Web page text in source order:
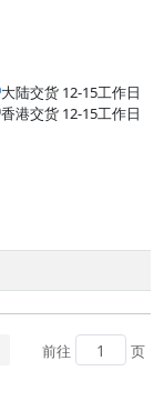
大陆交货 12-15工作日
香港交货 12-15工作日
前往 页